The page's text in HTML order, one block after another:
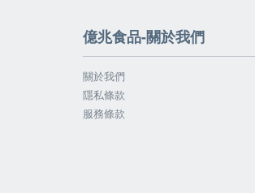
億兆食品-關於我們
關於我們
隱私條款
服務條款